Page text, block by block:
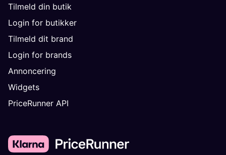
Tilmeld din butik
Login for butikker
Tilmeld dit brand
Login for brands
Annoncering
Widgets
PriceRunner API